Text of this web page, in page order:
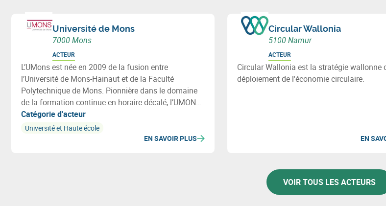
Université de Mons
7000 Mons
ACTEUR
L’UMons est née en 2009 de la fusion entre
l’Université de Mons-Hainaut et de la Faculté
Polytechnique de Mons. Pionnière dans le domaine
de la formation continue en horaire décalé, l’UMONS
accueille également des adultes en reprise d’études.
Catégorie d'acteur
Université et Haute école
EN SAVOIR PLUS
Circular Wallonia
5100 Namur
ACTEUR
Circular Wallonia est la stratégie wallonne
déploiement de l'économie circulaire.
EN
VOIR TOUS LES ACTEURS